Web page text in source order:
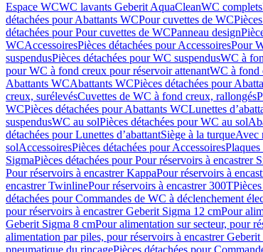
Espace WCWC lavants Geberit AquaCleanWC complets
détachées pour Abattants WCPour cuvettes de WC
détachées pour Pour cuvettes de WCPanneau design
WCAccessoiresPièces détachées pour AccessoiresPour
suspendusPièces détachées pour WC suspendusWC à
pour WC à fond creux pour réservoir attenantWC à fond
Abattants WCAbattants WCPièces détachées pour
creux, surélevésCuvettes de WC à fond creux, rallongés
WCPièces détachées pour Abattants WCLunettes
suspendusWC au solPièces détachées pour WC au sol
détachées pour Lunettes d’abattantSiège à la turqueAvec
solAccessoiresPièces détachées pour Accessoires
SigmaPièces détachées pour Pour réservoirs à encastrer
Pour réservoirs à encastrer KappaPour réservoirs à
encastrer TwinlinePour réservoirs à encastrer 300T
détachées pour Commandes de WC à déclenchement
pour réservoirs à encastrer Geberit Sigma 12 cmPour
Geberit Sigma 8 cmPour alimentation sur secteur, pour
alimentation par piles, pour réservoirs à encastrer
pneumatique du rinçagePièces détachées pour